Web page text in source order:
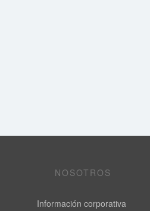
NOSOTROS
Información corporativa